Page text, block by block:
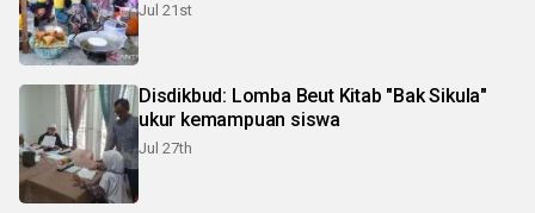
Jul 21st
Disdikbud: Lomba Beut Kitab "Bak Sikula"
ukur kemampuan siswa
Jul 27th